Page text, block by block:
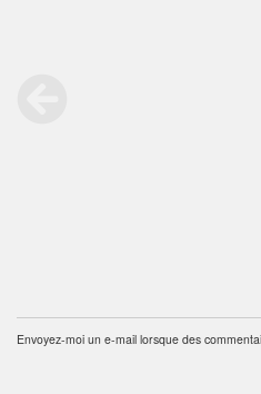
Envoyez-moi un e-mail lorsque des